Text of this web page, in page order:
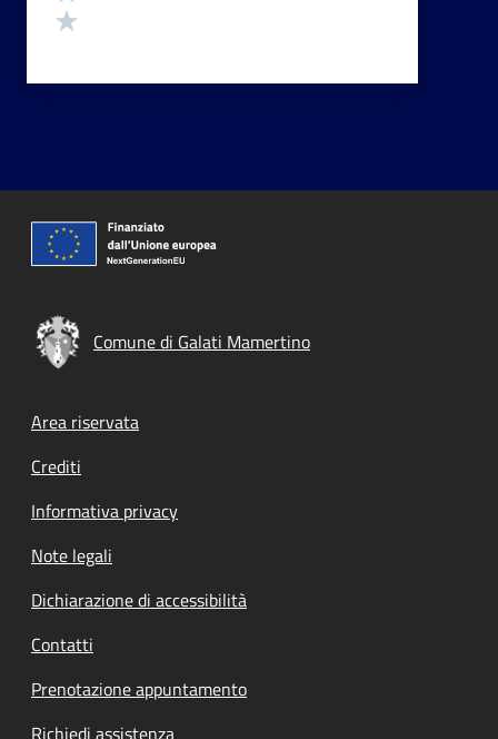
Comune di Galati Mamertino
Footer menu
Area riservata
Crediti
Informativa privacy
Note legali
Dichiarazione di accessibilità
Contatti
Prenotazione appuntamento
Richiedi assistenza